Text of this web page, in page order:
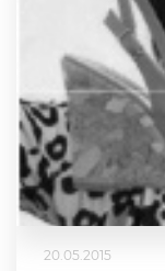
20.05.2015